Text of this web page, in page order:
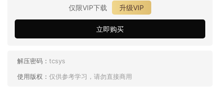
仅限VIP下载
升级VIP
立即购买
解压密码： tcsys
使用版权： 仅供参考学习，请勿直接商用